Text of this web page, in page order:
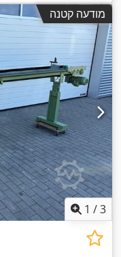
מודעה קטנה
1 /3